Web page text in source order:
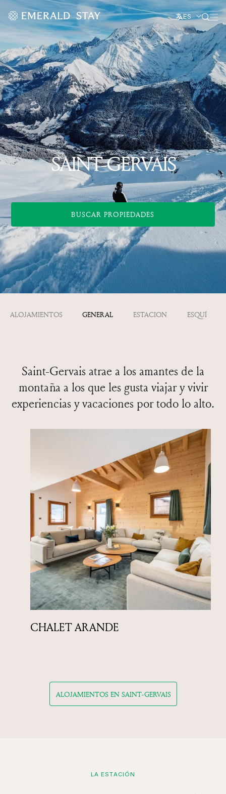
ES
SAINT-GERVAIS
BUSCAR PROPIEDADES
ALOJAMIENTOS GENERAL ESTACION ESQUÍ
Saint-Gervais atrae a los amantes de la
montaña a los que les gusta viajar y vivir
experiencias y vacaciones por todo lo alto.
CHALET ARANDE
ALOJAMIENTOS EN SAINT-GERVAIS
LA ESTACIÓN